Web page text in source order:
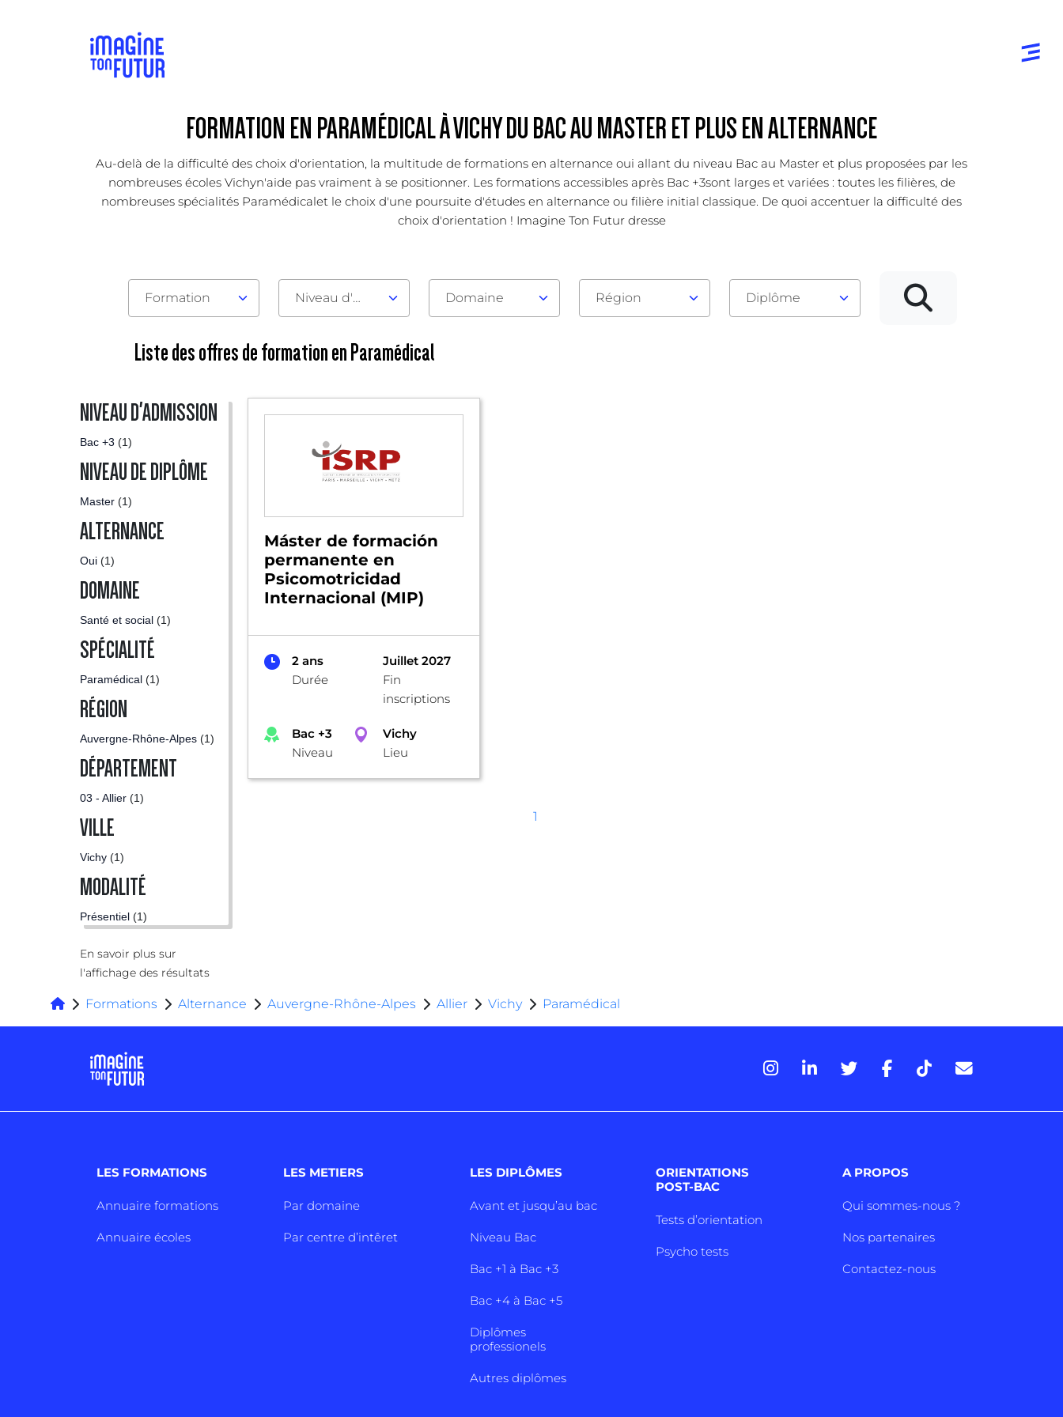
FORMATION EN PARAMÉDICAL À VICHY DU BAC AU MASTER ET PLUS EN ALTERNANCE
Au-delà de la difficulté des choix d'orientation, la multitude de formations en alternance oui allant du niveau Bac au Master et plus proposées par les
nombreuses écoles Vichyn'aide pas vraiment à se positionner. Les formations accessibles après Bac +3sont larges et variées : toutes les filières, de
nombreuses spécialités Paramédicalet le choix d'une poursuite d'études en alternance ou filière initial classique. De quoi accentuer la difficulté des
choix d'orientation ! Imagine Ton Futur dresse
Formation Niveau d'admission Domaine Région Diplôme
Liste des offres de formation en Paramédical
NIVEAU D'ADMISSION
Bac +3 (1)
NIVEAU DE DIPLÔME
Master (1)
ALTERNANCE
Oui (1)
DOMAINE
Santé et social (1)
SPÉCIALITÉ
Paramédical (1)
RÉGION
Auvergne-Rhône-Alpes (1)
DÉPARTEMENT
03 - Allier (1)
VILLE
Vichy (1)
MODALITÉ
Présentiel (1)
En savoir plus sur
l'affichage des résultats
Máster de formación
permanente en
Psicomotricidad
Internacional (MIP)
2 ans
Durée
Juillet 2027
Fin
inscriptions
Bac +3
Niveau
Vichy
Lieu
1
Formations Alternance Auvergne-Rhône-Alpes Allier Vichy Paramédical
LES FORMATIONS
Annuaire formations
Annuaire écoles
LES METIERS
Par domaine
Par centre d’intêret
LES DIPLÔMES
Avant et jusqu’au bac
Niveau Bac
Bac +1 à Bac +3
Bac +4 à Bac +5
Diplômes
professionels
Autres diplômes
ORIENTATIONS
POST-BAC
Tests d’orientation
Psycho tests
A PROPOS
Qui sommes-nous ?
Nos partenaires
Contactez-nous